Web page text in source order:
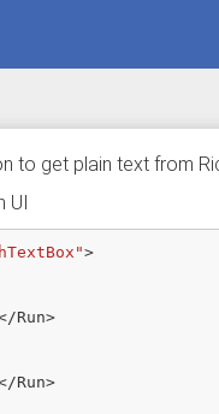
to get plain text from
UI
>
Run>
Run>